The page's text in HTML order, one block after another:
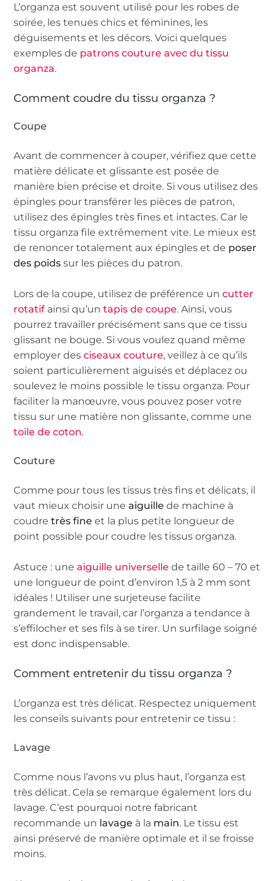
L’organza est souvent utilisé pour les robes de
soirée, les tenues chics et féminines, les
déguisements et les décors. Voici quelques
exemples de patrons couture avec du tissu
organza.
Comment coudre du tissu organza ?
Coupe
Avant de commencer à couper, vérifiez que cette
matière délicate et glissante est posée de
manière bien précise et droite. Si vous utilisez des
épingles pour transférer les pièces de patron,
utilisez des épingles très fines et intactes. Car le
tissu organza file extrêmement vite. Le mieux est
de renoncer totalement aux épingles et de poser
des poids sur les pièces du patron.
Lors de la coupe, utilisez de préférence uncutter
rotatif ainsi qu’untapis de coupe. Ainsi, vous
pourrez travailler précisément sans que ce tissu
glissant ne bouge. Si vous voulez quand même
employer desciseaux couture, veillez à ce qu’ils
soient particulièrement aiguisés et déplacez ou
soulevez le moins possible le tissu organza. Pour
faciliter la manœuvre, vous pouvez poser votre
tissu sur une matière non glissante, comme une
toile de coton.
Couture
Comme pour tous les tissus très fins et délicats, il
vaut mieux choisir uneaiguille de machine à
coudretrès fine et la plus petite longueur de
point possible pour coudre les tissus organza.
Astuce : uneaiguille universelle de taille 60 – 70 et
une longueur de point d’environ 1,5 à 2 mm sont
idéales ! Utiliser une surjeteuse facilite
grandement le travail, car l’organza a tendance à
s’effilocher et ses fils à se tirer. Un surfilage soigné
est donc indispensable.
Comment entretenir du tissu organza ?
L’organza est très délicat. Respectez uniquement
les conseils suivants pour entretenir ce tissu :
Lavage
Comme nous l’avons vu plus haut, l’organza est
très délicat. Cela se remarque également lors du
lavage. C’est pourquoi notre fabricant
recommande un lavage à la main. Le tissu est
ainsi préservé de manière optimale et il se froisse
moins.